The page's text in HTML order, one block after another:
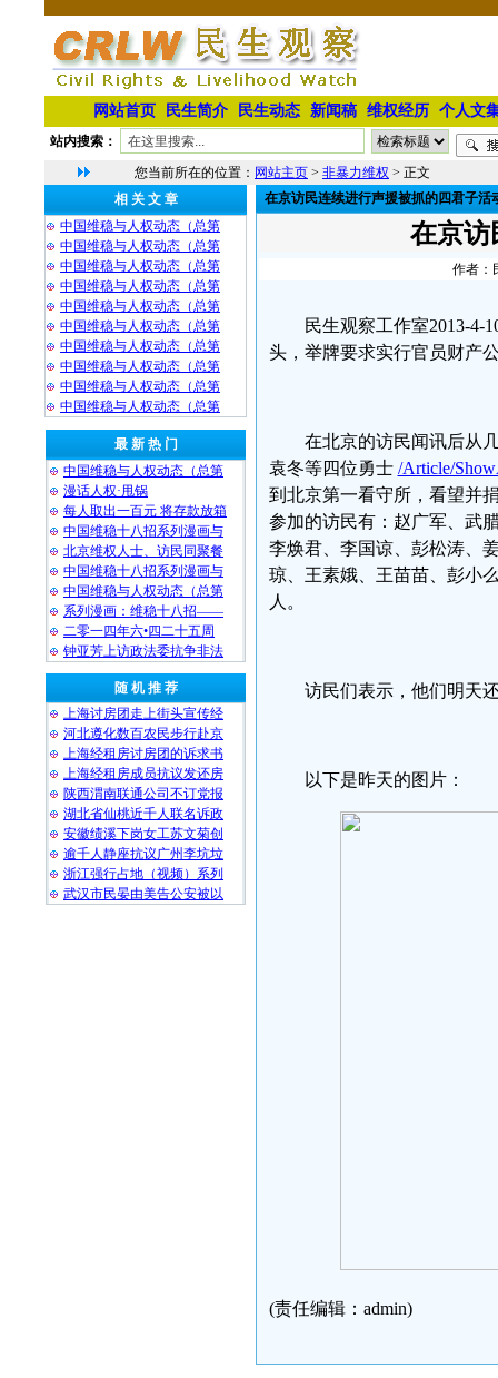
网站首页 民生简介 民生动态 新闻稿 维权经历 个人文
站内搜索：
您当前所在的位置： 网站主页 > 非暴力维权 > 正文
相 关 文 章
中国维稳与人权动态（总第
中国维稳与人权动态（总第
中国维稳与人权动态（总第
中国维稳与人权动态（总第
中国维稳与人权动态（总第
中国维稳与人权动态（总第
中国维稳与人权动态（总第
中国维稳与人权动态（总第
中国维稳与人权动态（总第
中国维稳与人权动态（总第
最 新 热 门
中国维稳与人权动态（总第
漫话人权·甩锅
每人取出一百元 将存款放箱
中国维稳十八招系列漫画与
北京维权人士、访民同聚餐
中国维稳十八招系列漫画与
中国维稳与人权动态（总第
系列漫画：维稳十八招——
二零一四年六•四二十五周
钟亚芳上访政法委抗争非法
随 机 推 荐
上海讨房团走上街头宣传经
河北遵化数百农民步行赴京
上海经租房讨房团的诉求书
上海经租房成员抗议发还房
陕西渭南联通公司不订党报
湖北省仙桃近千人联名诉政
安徽绩溪下岗女工苏文菊创
逾千人静座抗议广州李坑垃
浙江强行占地（视频）系列
武汉市民晏由美告公安被以
在京访民连续进行声援被抓的四君子活
在京访
作者：
民生观察工作室2013-4-
头，举牌要求实行官员财产
在北京的访民闻讯后从
袁冬等四位勇士 /Article/
到北京第一看守所，看望并
参加的访民有：赵广军、武
李焕君、李国谅、彭松涛、
琼、王素娥、王苗苗、彭小
人。
访民们表示，他们明天
以下是昨天的图片：
(责任编辑：admin)